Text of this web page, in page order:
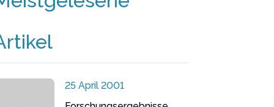
25 April 2001